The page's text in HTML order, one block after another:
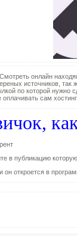
онлайн
источников,
по которой нужно
сам
в публикацию
откроется в